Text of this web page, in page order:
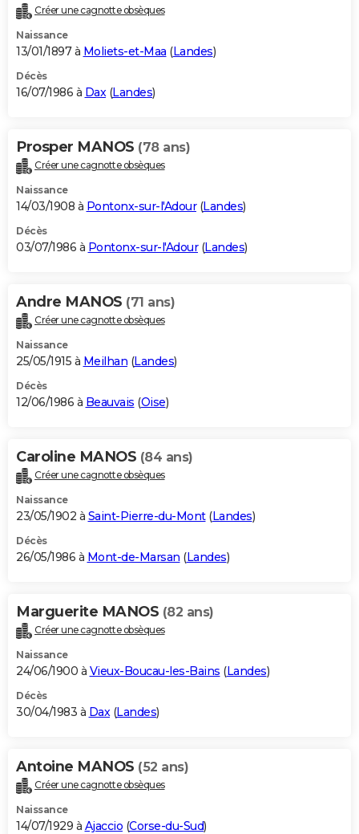
Créer une cagnotte obsèques
Naissance
13/01/1897 à Moliets-et-Maa (Landes)
Décès
16/07/1986 à Dax(Landes)
Prosper MANOS (78 ans)
Créer une cagnotte obsèques
Naissance
14/03/1908 à Pontonx-sur-l'Adour(Landes)
Décès
03/07/1986 à Pontonx-sur-l'Adour(Landes)
Andre MANOS (71 ans)
Créer une cagnotte obsèques
Naissance
25/05/1915 à Meilhan (Landes)
Décès
12/06/1986 à Beauvais (Oise)
Caroline MANOS (84 ans)
Créer une cagnotte obsèques
Naissance
23/05/1902 à Saint-Pierre-du-Mont(Landes)
Décès
26/05/1986 à Mont-de-Marsan (Landes)
Marguerite MANOS (82 ans)
Créer une cagnotte obsèques
Naissance
24/06/1900 à Vieux-Boucau-les-Bains (Landes)
Décès
30/04/1983 à Dax(Landes)
Antoine MANOS (52 ans)
Créer une cagnotte obsèques
Naissance
14/07/1929 à Ajaccio (Corse-du-Sud)